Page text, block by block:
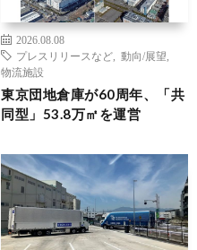
2026.08.08
プレスリリースなど
動向/展望
物流施設
東京団地倉庫が60周年、「共
同型」53.8万㎡を運営